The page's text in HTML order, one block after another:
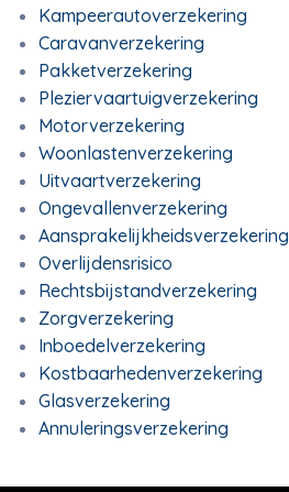
Kampeerautoverzekering
Caravanverzekering
Pakketverzekering
Pleziervaartuigverzekering
Motorverzekering
Woonlastenverzekering
Uitvaartverzekering
Ongevallenverzekering
Aansprakelijkheidsverzekering
Overlijdensrisico
Rechtsbijstandverzekering
Zorgverzekering
Inboedelverzekering
Kostbaarhedenverzekering
Glasverzekering
Annuleringsverzekering